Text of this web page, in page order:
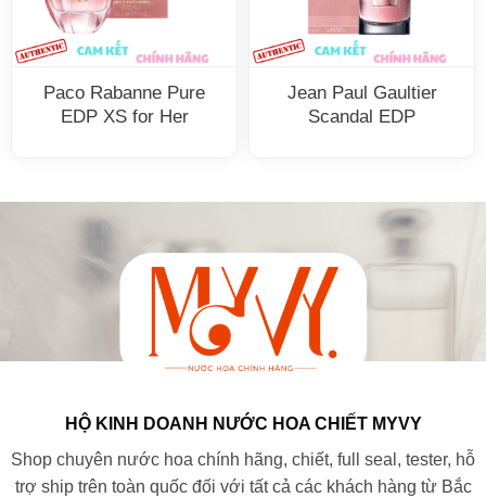
Paco Rabanne Pure
EDP XS for Her
Jean Paul Gaultier
Scandal EDP
HỘ KINH DOANH NƯỚC HOA CHIẾT MYVY
Shop chuyên nước hoa chính hãng, chiết, full seal, tester, hỗ
trợ ship trên toàn quốc đối với tất cả các khách hàng từ Bắc